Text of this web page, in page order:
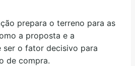
prepara o terreno para as
a proposta e a
ser o fator decisivo para
de compra.